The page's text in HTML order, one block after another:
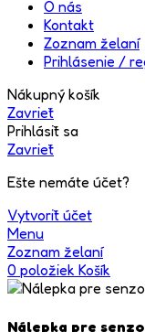
O nás
Kontakt
Zoznam želaní
Prihlásenie /
Nákupný košík
Zavrieť
Prihlásiť sa
Zavrieť
Ešte nemáte účet?
Vytvoriť účet
Menu
Zoznam želaní
0 položiek Košík
Nálepka pre